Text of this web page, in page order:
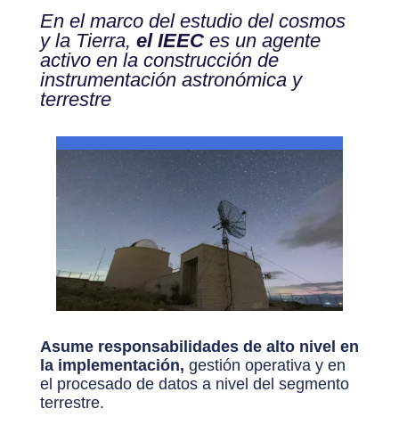
En el marco del estudio del cosmos
y la Tierra, el IEECes un agente
activo en la construcción de
instrumentación astronómica y
terrestre
Asume responsabilidades de alto nivel en
la implementación, gestión operativa y en
el procesado de datos a nivel del segmento
terrestre.